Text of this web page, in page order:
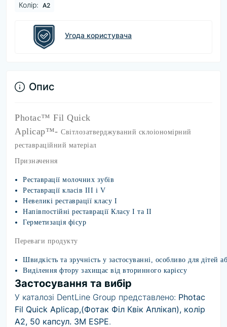
Колір: A2
Угода користувача
Опис
Photac™ Fil Quick
Aplicap™- Світлозатверджуваний склоіономірний
реставраційний матеріал
Призначення
Реставрації молочних зубів
Реставрації класів III і V
Невеликі реставрації класу I
Напівпостійні реставрації Класу I та II
Герметизація фісур
Переваги продукту
Швидкість та зручність у застосуванні, особливо для дітей
Виділення фтору захищає від вторинного карієсу
Застосування та вибір
У каталозі DentLine Group представлено: Photac
Fil Quick Aplicap,(Фотак Філ Квік Аплікап), колір
А2, 50 капсул. 3M ESPE.